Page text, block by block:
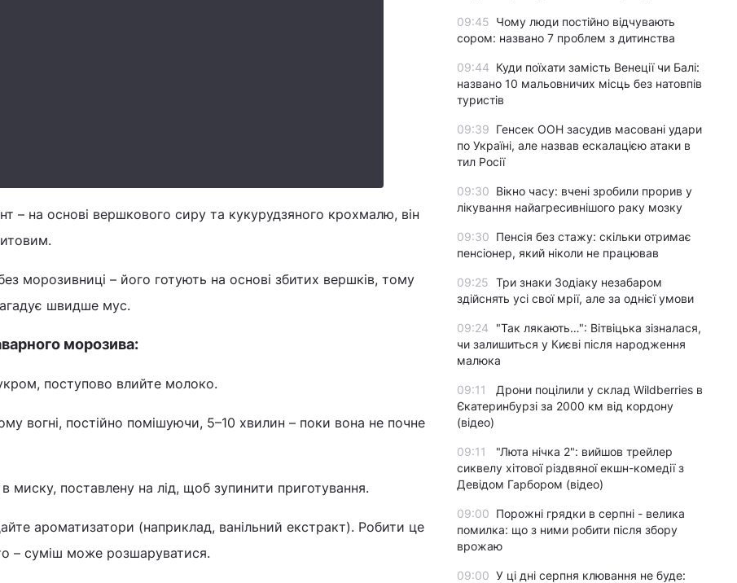
– на основі вершкового сиру та кукурудзяного крохмалю, він
морозивниці – його готують на основі збитих вершків, тому
швидше мус.
морозива:
поступово влийте молоко.
вогні, постійно помішуючи, 5–10 хвилин – поки вона не почне
миску, поставлену на лід, щоб зупинити приготування.
ароматизатори (наприклад, ванільний екстракт). Робити це
– суміш може розшаруватися.
09:45 Чому люди постійно відчувають
сором: названо 7 проблем з дитинства
09:44 Куди поїхати замість Венеції чи Балі:
названо 10 мальовничих місць без натовпів
туристів
09:39 Генсек ООН засудив масовані удари
по Україні, але назвав ескалацією атаки в
тил Росії
09:30 Вікно часу: вчені зробили прорив у
лікування найагресивнішого раку мозку
09:30 Пенсія без стажу: скільки отримає
пенсіонер, який ніколи не працював
09:25 Три знаки Зодіаку незабаром
здійснять усі свої мрії, але за однієї умови
09:24
"Так лякають…": Вітвіцька зізналася,
чи залишиться у Києві після народження
малюка
09:11
Дрони поцілили у склад Wildberries в
Єкатеринбурзі за 2000 км від кордону
(відео)
09:11
"Люта нічка 2": вийшов трейлер
сиквелу хітової різдвяної екшн-комедії з
Девідом Гарбором (відео)
09:00 Порожні грядки в серпні - велика
помилка: що з ними робити після збору
врожаю
09:00 У ці дні серпня клювання не буде: